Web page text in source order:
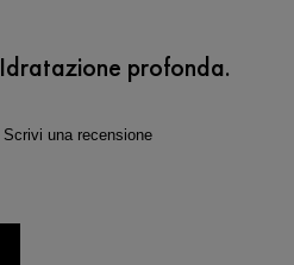
profonda.
Scrivi una recensione